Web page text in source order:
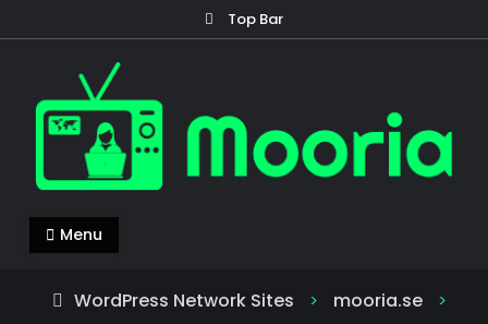
to
Top Bar
mooria.se
Mooria – allt du behöver veta om nyheter!
Menu
WordPress Network Sites > mooria.se >